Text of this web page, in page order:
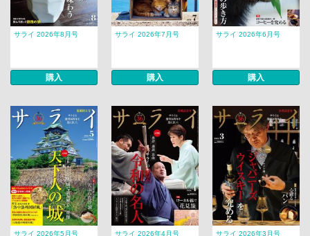
サライ 2026年8月号
購入
サライ 2026年7月号
購入
サライ 2026年6月号
購入
サライ 2026年5月号 サライ 2026年4月号 サライ 2026年3月号